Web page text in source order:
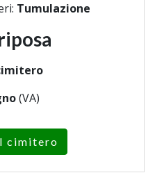
Tumulazione
(VA)
cimitero